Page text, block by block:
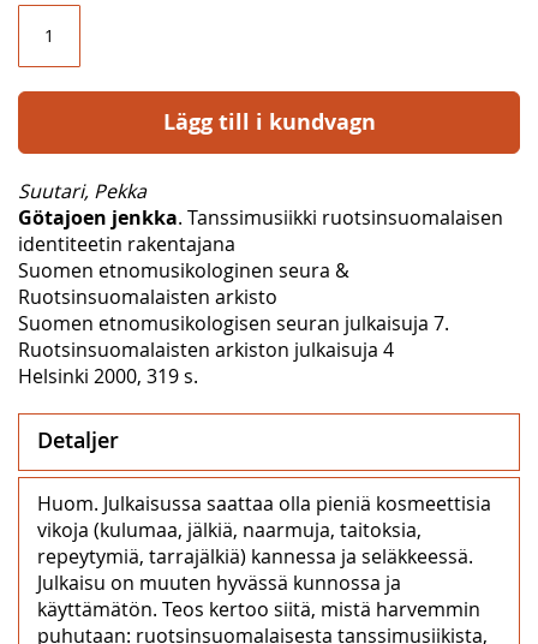
Lägg till i kundvagn
Suutari, Pekka
Götajoen jenkka. Tanssimusiikki ruotsinsuomalaisen
identiteetin rakentajana
Suomen etnomusikologinen seura &
Ruotsinsuomalaisten arkisto
Suomen etnomusikologisen seuran julkaisuja 7.
Ruotsinsuomalaisten arkiston julkaisuja 4
Helsinki 2000, 319 s.
Detaljer
Huom. Julkaisussa saattaa olla pieniä kosmeettisia
vikoja (kulumaa, jälkiä, naarmuja, taitoksia,
repeytymiä, tarrajälkiä) kannessa ja seläkkeessä.
Julkaisu on muuten hyvässä kunnossa ja
käyttämätön. Teos kertoo siitä, mistä harvemmin
puhutaan: ruotsinsuomalaisesta tanssimusiikista,